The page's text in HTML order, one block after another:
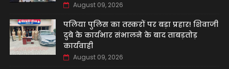
August 09, 2026
पलिया पुलिस का तस्करों पर बड़ा प्रहार! शिवाजी
दुबे के कार्यभार संभालने के बाद ताबड़तोड़
कार्यवाही
August 09, 2026